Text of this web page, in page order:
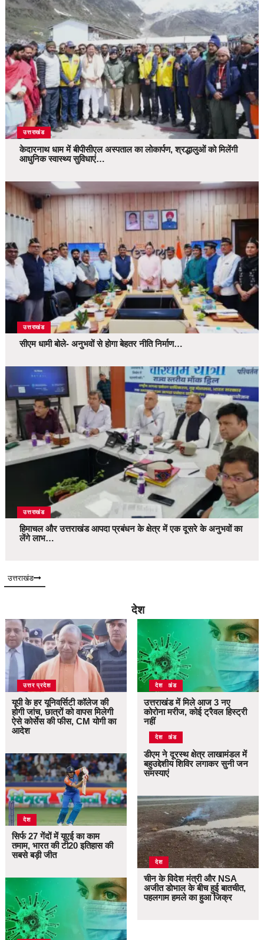
उत्तराखंड
केदारनाथ धाम में बीपीसीएल अस्पताल का लोकार्पण, श्रद्धालुओं को मिलेंगी
आधुनिक स्वास्थ्य सुविधाएं…
उत्तराखंड
सीएम धामी बोले- अनुभवों से होगा बेहतर नीति निर्माण…
उत्तराखंड
हिमाचल और उत्तराखंड आपदा प्रबंधन के क्षेत्र में एक दूसरे के अनुभवों का
लेंगे लाभ…
उत्तराखंड
देश
उत्तर प्रदेश
यूपी के हर यूनिवर्सिटी कॉलेज की
होगी जांच, छात्रों को वापस मिलेगी
ऐसे कोर्सेस की फीस, CM योगी का
आदेश
देश
सिर्फ 27 गेंदों में यूएई का काम
तमाम, भारत की टी20 इतिहास की
सबसे बड़ी जीत
उत्तराखंड
देश
उत्तराखंड में मिले आज 3 नए
कोरोना मरीज, कोई ट्रैवल हिस्ट्री
नहीं
उत्तराखंड
देश
डीएम ने दूरस्थ क्षेत्र लाखामंडल में
बहुउद्देशीय शिविर लगाकर सुनी जन
समस्याएं
देश
चीन के विदेश मंत्री और NSA
अजीत डोभाल के बीच हुई बातचीत,
पहलगाम हमले का हुआ जिक्र